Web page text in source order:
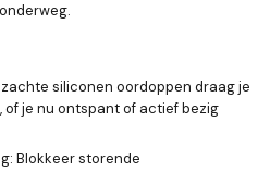
siliconen oordoppen draag je
of je nu ontspant of actief bezig
Blokkeer storende